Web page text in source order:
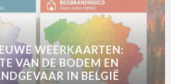
WEERKAARTEN:
VAN DE BODEM EN
IN BELGIË